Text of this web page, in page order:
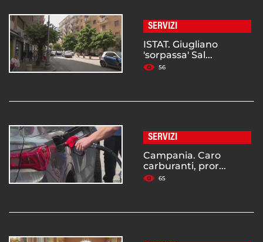
SERVIZI
ISTAT. Giugliano
'sorpassa' Sal...
56
SERVIZI
Campania. Caro
carburanti, pror...
65